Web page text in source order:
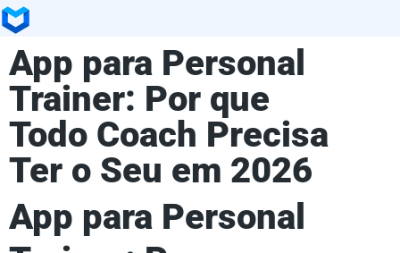
App para Personal
Trainer: Por que
Todo Coach Precisa
Ter o Seu em 2026
App para Personal